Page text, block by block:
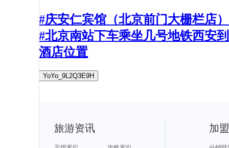
#庆安仁宾馆（北京前门大栅栏店）
#北京南站下车乘坐几号地铁西安到
酒店位置
YoYo_9L2Q3E9H
旅游资讯 加